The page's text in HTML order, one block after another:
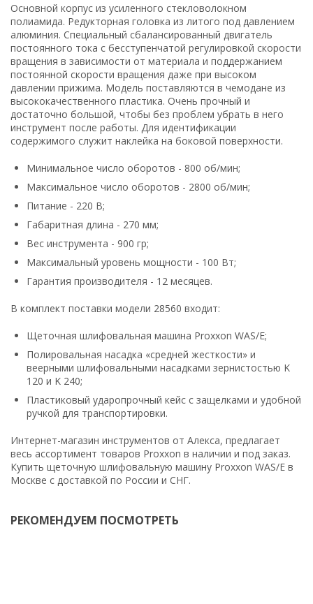
Основной корпус из усиленного стекловолокном
полиамида. Редукторная головка из литого под давлением
алюминия. Специальный сбалансированный двигатель
постоянного тока с бесступенчатой регулировкой скорости
вращения в зависимости от материала и поддержанием
постоянной скорости вращения даже при высоком
давлении прижима. Модель поставляются в чемодане из
высококачественного пластика. Очень прочный и
достаточно большой, чтобы без проблем убрать в него
инструмент после работы. Для идентификации
содержимого служит наклейка на боковой поверхности.
Минимальное число оборотов - 800 об/мин;
Максимальное число оборотов - 2800 об/мин;
Питание - 220 В;
Габаритная длина - 270 мм;
Вес инструмента - 900 гр;
Максимальный уровень мощности - 100 Вт;
Гарантия производителя - 12 месяцев.
В комплект поставки модели 28560 входит:
Щеточная шлифовальная машина Proxxon WAS/E;
Полировальная насадка «средней жесткости» и
веерными шлифовальными насадками зернистостью K
120 и K 240;
Пластиковый ударопрочный кейс с защелками и удобной
ручкой для транспортировки.
Интернет-магазин инструментов от Алекса, предлагает
весь ассортимент товаров Proxxon в наличии и под заказ.
Купить щеточную шлифовальную машину Proxxon WAS/E в
Москве с доставкой по России и СНГ.
РЕКОМЕНДУЕМ ПОСМОТРЕТЬ